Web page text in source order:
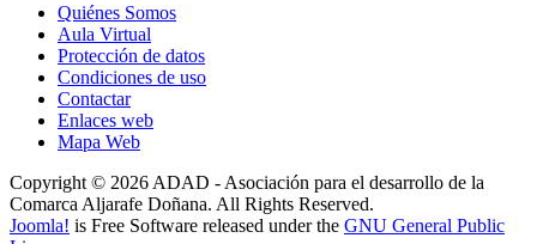
Quiénes Somos
Aula Virtual
Protección de datos
Condiciones de uso
Contactar
Enlaces web
Mapa Web
Copyright © 2026 ADAD - Asociación para el desarrollo de la
Comarca Aljarafe Doñana. All Rights Reserved.
Joomla! is Free Software released under the GNU General Public